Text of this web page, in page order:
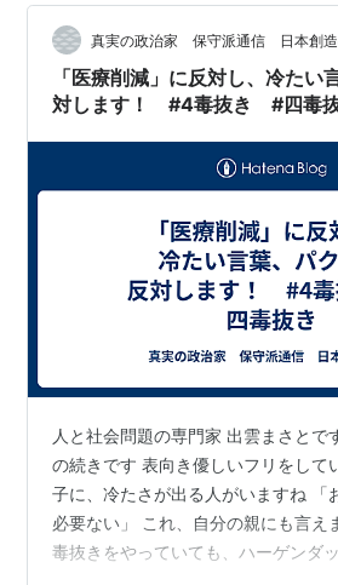
真実の政治家 保守派通信 日本創
「医療削減」に反対し、冷たい
対します！ #4毒抜き #四毒
人と社会問題の専門家 出雲まさとで
の続きです 表向き優しいフリをして
子に、冷たさが出る人がいますね 「
必要ない」 これ、自分の親にも言え
毒抜きをやっていても、ハーゲンダ